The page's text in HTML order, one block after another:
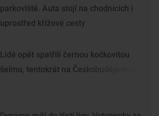
parkoviště. Auta stojí na chodnících i
uprostřed křížové cesty
Lidé opět spatřili černou kočkovitou
šelmu, tentokrát na Českobudějovicku